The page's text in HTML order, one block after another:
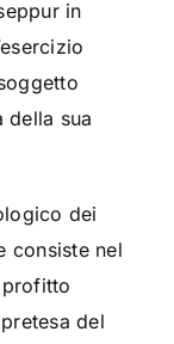
in
della sua
dei
consiste nel
del